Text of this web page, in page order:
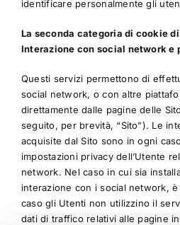
identificare personalmente gli
La seconda categoria di cookie
Interazione con social network e
Questi servizi permettono di
social network, o con altre
direttamente dalle pagine delle
seguito, per brevità, “Sito”). Le
acquisite dal Sito sono in ogni
impostazioni privacy dell’Utente
network. Nel caso in cui sia
interazione con i social network,
caso gli Utenti non utilizzino il
dati di traffico relativi alle pagine